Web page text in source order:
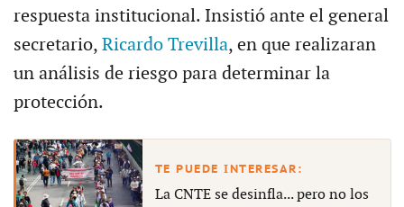
respuesta institucional. Insistió ante el general
secretario, Ricardo Trevilla, en que realizaran
un análisis de riesgo para determinar la
protección.
La CNTE se desinfla... pero no los